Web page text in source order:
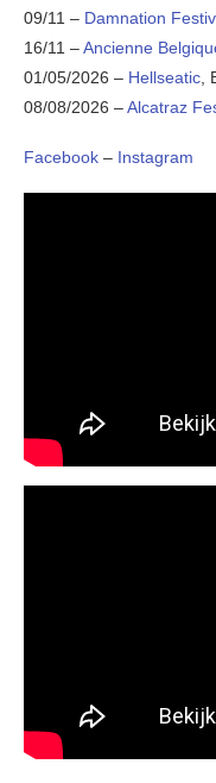
09/11 – Damnation
16/11 –Ancienne
01/05/2026 – Hellseatic
08/08/2026 –Alcatraz
Facebook – Instagram